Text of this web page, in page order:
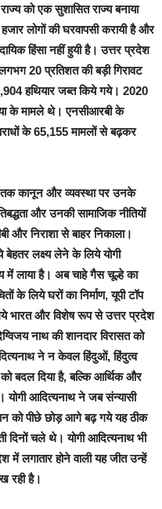
को एक सुशासित राज्य बनाया
लोगों की घरवापसी करायी है और
हिंसा नहीं हुयी है। उत्तर प्रदेश
20 प्रतिशत की बड़ी गिरावट
हथियार जब्त किये गये। 2020
के मामले थे। एनसीआरबी के
के 65,155 मामलों से बढ़कर
तक कानून और व्यवस्था पर उनके
और उनकी सामाजिक नीतियों
और निराशा से बाहर निकाला।
लक्ष्य लेने के लिये योगी
में लाया है। अब चाहे गैस चूल्हे का
के लिये घरों का निर्माण, यूपी टॉप
भारत और विशेष रूप से उत्तर प्रदेश
नाथ की शानदार विरासत को
ने न केवल हिंदुओं, हिंदुत्व
बदल दिया है, बल्कि आर्थिक और
योगी आदित्यनाथ ने जब संन्यासी
को पीछे छोड़ आगे बढ़ गये यह ठीक
दिनों चले थे। योगी आदित्यनाथ भी
में लगातार होने वाली यह जीत उन्हें
रही है।